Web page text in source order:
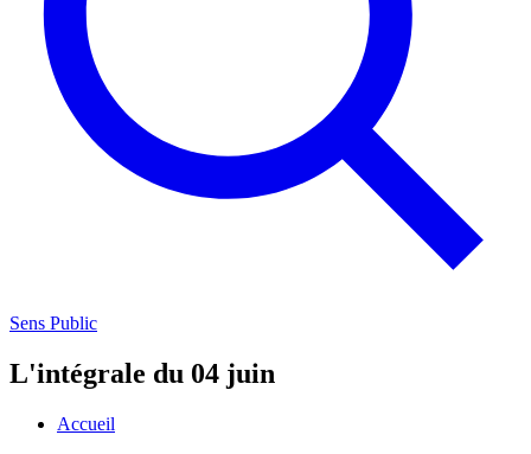
Sens Public
L'intégrale du 04 juin
Accueil